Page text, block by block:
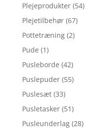
Plejeprodukter (54)
Plejetilbehør (67)
Pottetræning (2)
Pude (1)
Pusleborde (42)
Puslepuder (55)
Puslesæt (33)
Pusletasker (51)
Pusleunderlag (28)